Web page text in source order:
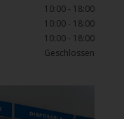
10:00 - 18:00
10:00 - 18:00
10:00 - 18:00
Geschlossen